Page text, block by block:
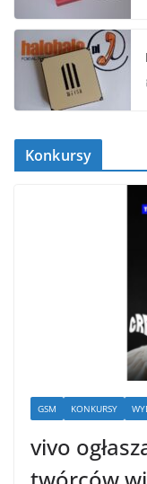
Konkursy
GSM KONKURSY
vivo